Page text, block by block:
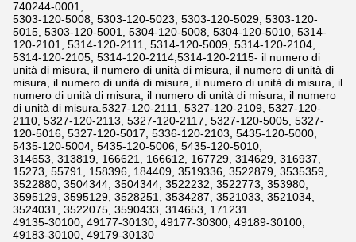
740244-0001,
5303-120-5008, 5303-120-5023, 5303-120-5029, 5303-120-
5015, 5303-120-5001, 5304-120-5008, 5304-120-5010, 5314-
120-2101, 5314-120-2111, 5314-120-5009, 5314-120-2104,
5314-120-2105, 5314-120-2114,5314-120-2115- il numero di
unità di misura, il numero di unità di misura, il numero di unità di
misura, il numero di unità di misura, il numero di unità di misura, il
numero di unità di misura, il numero di unità di misura, il numero
di unità di misura.5327-120-2111, 5327-120-2109, 5327-120-
2110, 5327-120-2113, 5327-120-2117, 5327-120-5005, 5327-
120-5016, 5327-120-5017, 5336-120-2103, 5435-120-5000,
5435-120-5004, 5435-120-5006, 5435-120-5010,
314653, 313819, 166621, 166612, 167729, 314629, 316937,
15273, 55791, 158396, 184409, 3519336, 3522879, 3535359,
3522880, 3504344, 3504344, 3522232, 3522773, 353980,
3595129, 3595129, 3528251, 3534287, 3521033, 3521034,
3524031, 3522075, 3590433, 314653, 171231
49135-30100, 49177-30130, 49177-30300, 49189-30100,
49183-30100, 49179-30130